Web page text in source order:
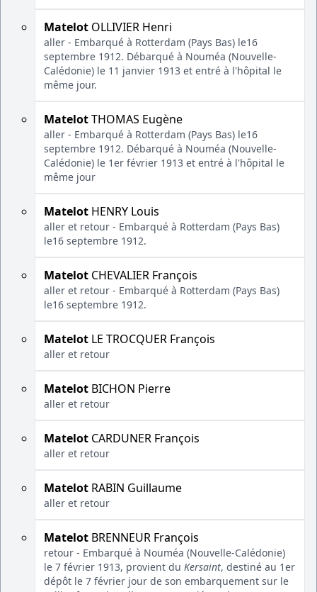
Matelot OLLIVIER Henri
aller - Embarqué à Rotterdam (Pays Bas) le16
septembre 1912. Débarqué à Nouméa (Nouvelle-
Calédonie) le 11 janvier 1913 et entré à l'hôpital le
même jour.
MatelotTHOMAS Eugène
aller - Embarqué à Rotterdam (Pays Bas) le16
septembre 1912. Débarqué à Nouméa (Nouvelle-
Calédonie) le 1er février 1913 et entré à l'hôpital le
même jour
Matelot HENRY Louis
aller et retour - Embarqué à Rotterdam (Pays Bas)
le16 septembre 1912.
Matelot CHEVALIER François
aller et retour - Embarqué à Rotterdam (Pays Bas)
le16 septembre 1912.
Matelot LE TROCQUER François
aller et retour
Matelot BICHON Pierre
aller et retour
Matelot CARDUNER François
aller et retour
Matelot RABIN Guillaume
aller et retour
Matelot BRENNEUR François
retour - Embarqué à Nouméa (Nouvelle-Calédonie)
le 7 février 1913, provient du Kersaint, destiné au 1er
dépôt le 7 février jour de son embarquement sur le